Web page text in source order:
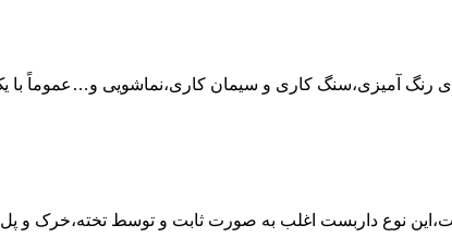
رنگ آمیزی،سنگ کاری و سیمان کاری،نماشویی و…عموماً با
نوع داربست اغلب به صورت ثابت و توسط تخته،خرک و پل